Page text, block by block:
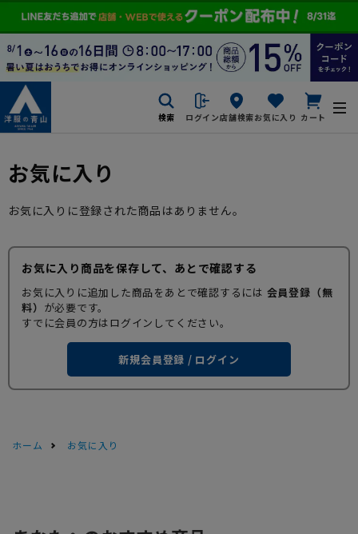
検索 ログイン店舗検索お気に入り カート
お気に入り
お気に入りに登録された商品はありません。
お気に入り商品を保存して、あとで確認する
お気に入りに追加した商品をあとで確認するには 会員登録（無
料） が必要です。
すでに会員の方はログインしてください。
新規会員登録 / ログイン
ホーム お気に入り